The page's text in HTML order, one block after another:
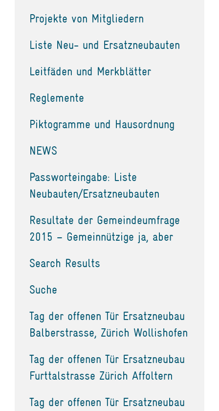
Projekte von Mitgliedern
Liste Neu- und Ersatzneubauten
Leitfäden und Merkblätter
Reglemente
Piktogramme und Hausordnung
NEWS
Passworteingabe: Liste
Neubauten/Ersatzneubauten
Resultate der Gemeindeumfrage
2015 – Gemeinnützige ja, aber
Search Results
Suche
Tag der offenen Tür Ersatzneubau
Balberstrasse, Zürich Wollishofen
Tag der offenen Tür Ersatzneubau
Furttalstrasse Zürich Affoltern
Tag der offenen Tür Ersatzneubau